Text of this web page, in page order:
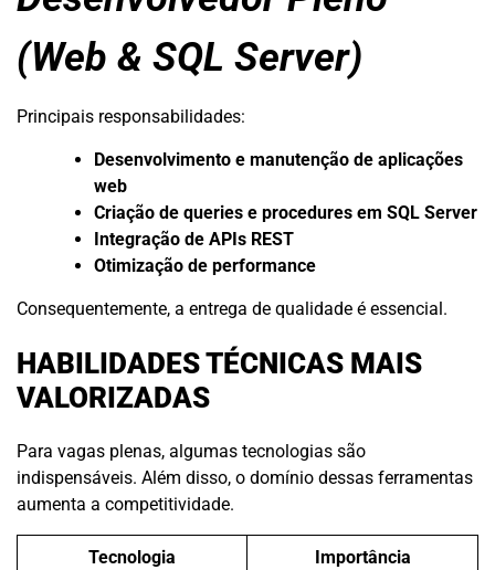
(Web & SQL Server)
Principais responsabilidades:
Desenvolvimento e manutenção de aplicações
web
Criação de queries e procedures em SQL Server
Integração de APIs REST
Otimização de performance
Consequentemente, a entrega de qualidade é essencial.
HABILIDADES TÉCNICAS MAIS
VALORIZADAS
Para vagas plenas, algumas tecnologias são
indispensáveis. Além disso, o domínio dessas ferramentas
aumenta a competitividade.
Tecnologia Importância